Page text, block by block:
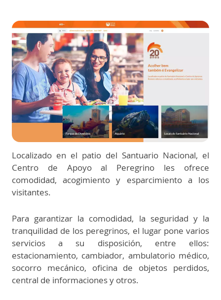
Localizado en el patio del Santuario Nacional, el
Centro de Apoyo al Peregrino les ofrece
comodidad, acogimiento y esparcimiento a los
visitantes.
Para garantizar la comodidad, la seguridad y la
tranquilidad de los peregrinos, el lugar pone varios
servicios a su disposición, entre ellos:
estacionamiento, cambiador, ambulatorio médico,
socorro mecánico, oficina de objetos perdidos,
central de informaciones y otros.